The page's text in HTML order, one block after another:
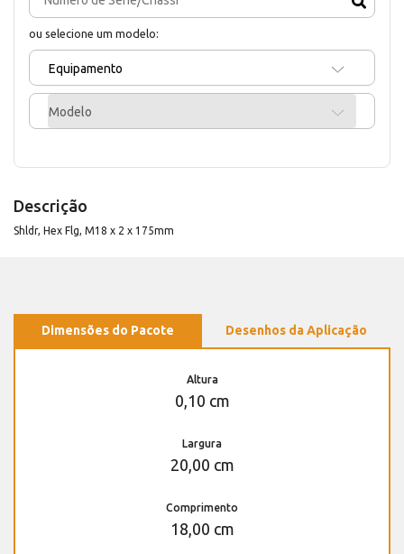
ou selecione um modelo:
Equipamento
Modelo
Descrição
Shldr, Hex Flg, M18 x 2 x 175mm
Dimensões do Pacote Desenhos da Aplicação
Altura
0,10 cm
Largura
20,00 cm
Comprimento
18,00 cm